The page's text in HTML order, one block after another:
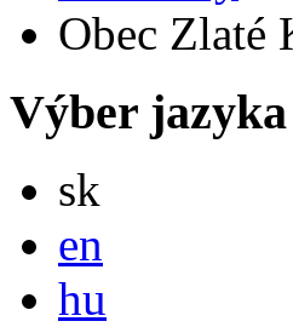
Obec Zlaté
Výber jazyka
sk
en
hu